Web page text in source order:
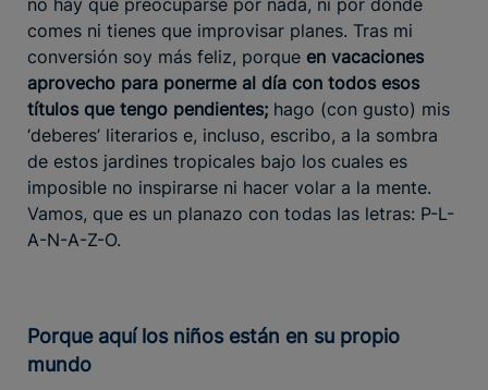
comes ni tienes que improvisar planes. Tras mi
conversión soy más feliz, porque en vacaciones
aprovecho para ponerme al día con todos esos
títulos que tengo pendientes; hago (con gusto) mis
‘deberes’ literarios e, incluso, escribo, a la sombra
de estos jardines tropicales bajo los cuales es
imposible no inspirarse ni hacer volar a la mente.
Vamos, que es un planazo con todas las letras: P-L-
A-N-A-Z-O.
Porque aquí los niños están en su propio
mundo